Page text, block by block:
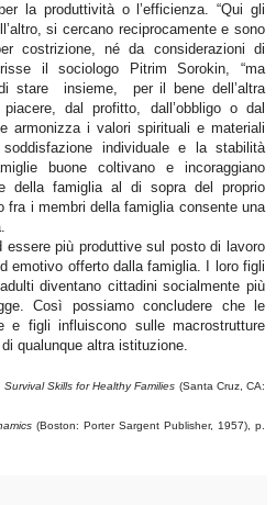
la produttività o l’efficienza. “Qui gli
si cercano reciprocamente e sono
costrizione, né da considerazioni di
il sociologo Pitrim Sorokin, “ma
stare insieme,
per il bene dell’altra
piacere, dal profitto, dall’obbligo o dal
armonizza i valori spirituali e materiali
individuale e la stabilità
buone coltivano e incoraggiano
della famiglia al di sopra del proprio
fra i membri della famiglia consente una
essere più produttive sul posto di lavoro
emotivo offerto dalla famiglia. I loro figli
diventano cittadini socialmente più
Così possiamo concludere che le
e figli influiscono sulle macrostrutture
qualunque altra istituzione.
Survival Skills for Healthy Families (Santa Cruz, CA:
(Boston: Porter Sargent Publisher, 1957), p.